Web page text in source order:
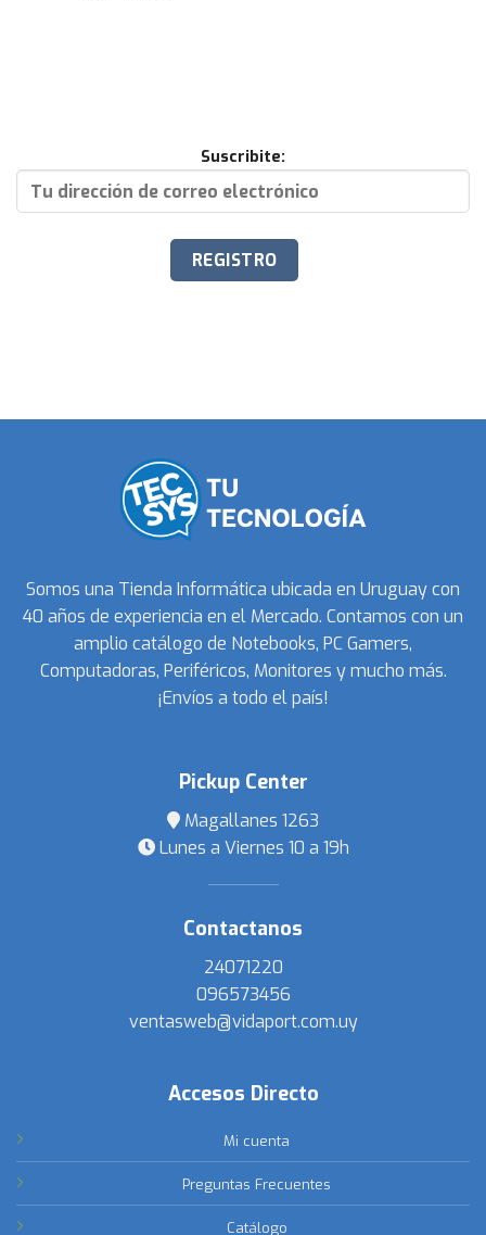
Suscribite:
Somos una Tienda Informática ubicada en Uruguay con
40 años de experiencia en el Mercado. Contamos con un
amplio catálogo de Notebooks, PC Gamers,
Computadoras, Periféricos, Monitores y mucho más.
¡Envíos a todo el país!
Pickup Center
Magallanes 1263
Lunes a Viernes 10 a 19h
Contactanos
24071220
096573456
ventasweb@vidaport.com.uy
Accesos Directo
Mi cuenta
Preguntas Frecuentes
Catálogo